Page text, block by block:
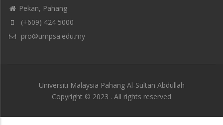
Pekan, Pahang
(+609) 424 5000
pro@umpsa.edu.my
Universiti Malaysia Pahang Al-Sultan Abdullah
Copyright © 2023 . All rights reserved